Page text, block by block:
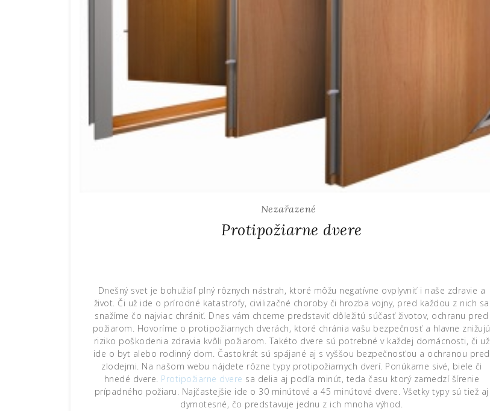
Nezařazené
Protipožiarne dvere
Dnešný svet je bohužiaľ plný rôznych nástrah, ktoré môžu negatívne ovplyvniť i naše zdravie a
život. Či už ide o prírodné katastrofy, civilizačné choroby či hrozba vojny, pred každou z nich sa
snažíme čo najviac chrániť. Dnes vám chceme predstaviť dôležitú súčasť životov, ochranu pred
požiarom. Hovoríme o protipožiarnych dverách, ktoré chránia vašu bezpečnosť a hlavne znižujú
riziko poškodenia zdravia kvôli požiarom. Takéto dvere sú potrebné v každej domácnosti, či už
ide o byt alebo rodinný dom. Častokrát sú spájané aj s vyššou bezpečnosťou a ochranou pred
zlodejmi. Na našom webu nájdete rôzne typy protipožiarnych dverí. Ponúkame sivé, biele či
hnedé dvere. Protipožiarne dvere sa delia aj podľa minút, teda času ktorý zamedzí šírenie
prípadného požiaru. Najčastejšie ide o 30 minútové a 45 minútové dvere. Všetky typy sú tiež aj
dymotesné, čo predstavuje jednu z ich mnoha výhod.